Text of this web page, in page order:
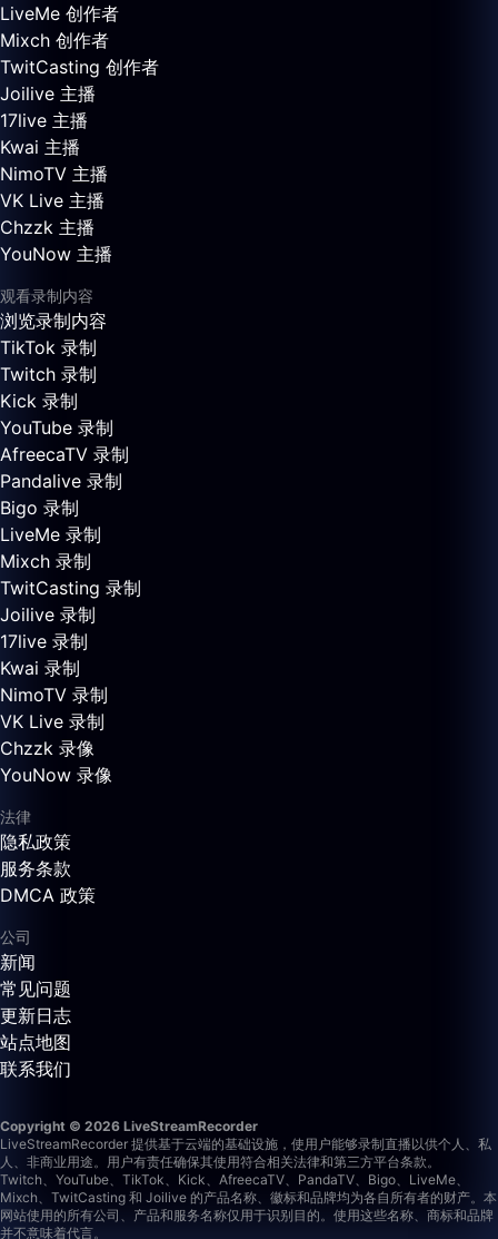
LiveMe 创作者
Mixch 创作者
TwitCasting 创作者
Joilive 主播
17live 主播
Kwai 主播
NimoTV 主播
VK Live 主播
Chzzk 主播
YouNow 主播
观看录制内容
浏览录制内容
TikTok 录制
Twitch 录制
Kick 录制
YouTube 录制
AfreecaTV 录制
Pandalive 录制
Bigo 录制
LiveMe 录制
Mixch 录制
TwitCasting 录制
Joilive 录制
17live 录制
Kwai 录制
NimoTV 录制
VK Live 录制
Chzzk 录像
YouNow 录像
法律
隐私政策
服务条款
DMCA 政策
公司
新闻
常见问题
更新日志
站点地图
联系我们
Copyright © 2026 LiveStreamRecorder
LiveStreamRecorder 提供基于云端的基础设施，使用户能够录制直播以供个人、私
人、非商业用途。用户有责任确保其使用符合相关法律和第三方平台条款。
Twitch、YouTube、TikTok、Kick、AfreecaTV、PandaTV、Bigo、LiveMe、
Mixch、TwitCasting 和 Joilive 的产品名称、徽标和品牌均为各自所有者的财产。本
网站使用的所有公司、产品和服务名称仅用于识别目的。使用这些名称、商标和品牌
并不意味着代言。